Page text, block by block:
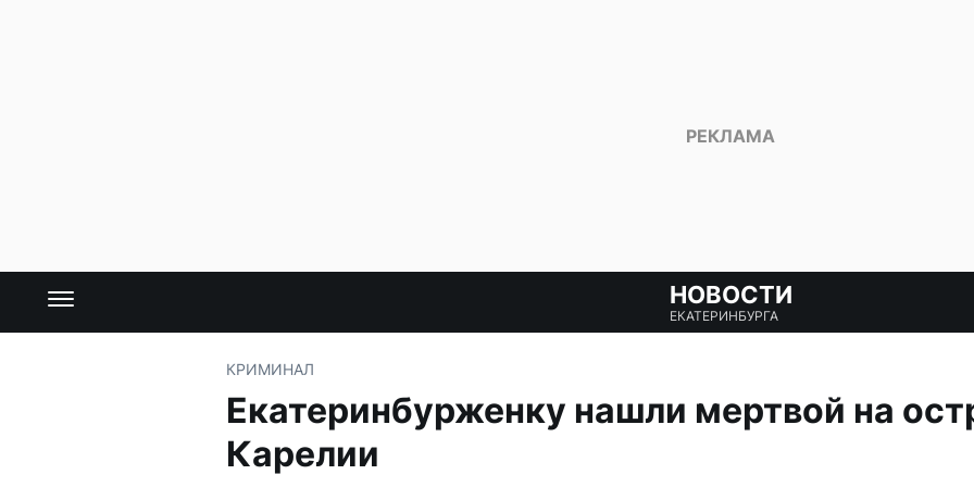
НОВОСТИ
ЕКАТЕРИНБУРГА
КРИМИНАЛ
Екатеринбурженку нашли мертвой на
Карелии